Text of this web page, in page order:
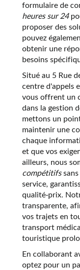
formulaire de
heures sur 24
proposer des
pouvez
obtenir une
besoins
Situé au 5 Rue
centre d'appels
vous offrent un
dans la gestion
mettons un
maintenir une
chaque
et que vos
ailleurs, nous
compétitifssans
service,
qualité-prix.
transparente,
vos trajets en
transport
touristique
En collaborant
optez pour un